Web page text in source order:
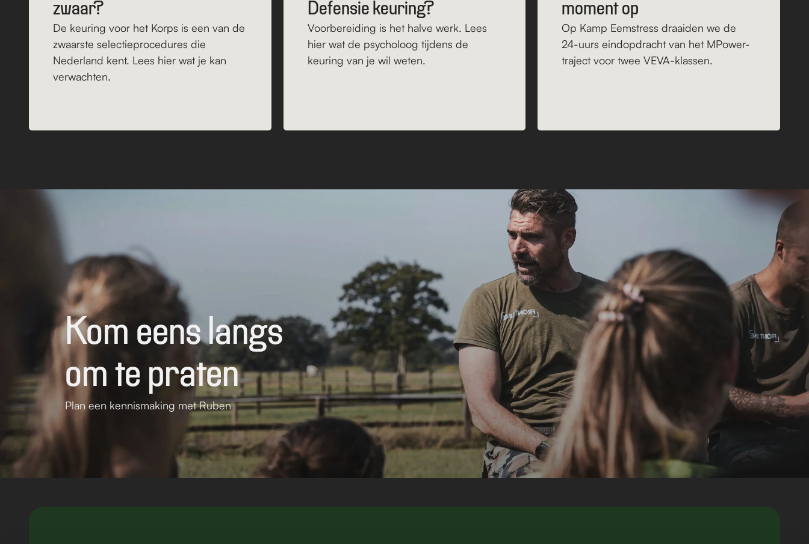
zwaar?
De keuring voor het Korps is een van de
zwaarste selectieprocedures die
Nederland kent. Lees hier wat je kan
verwachten.
Defensie keuring?
Voorbereiding is het halve werk. Lees
hier wat de psycholoog tijdens de
keuring van je wil weten.
moment op
Op Kamp Eemstress draaiden we de
24-uurs eindopdracht van het MPower-
traject voor twee VEVA-klassen.
Kom eens langs
om te praten
Plan een kennismaking met Ruben